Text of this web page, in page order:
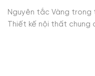
Nguyên tắc Vàng
Thiết kế nội thất chung